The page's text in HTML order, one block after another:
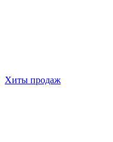
Хиты продаж